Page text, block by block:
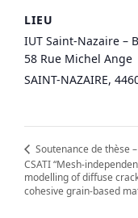
LIEU
IUT Saint-Nazaire –
58 Rue Michel Ange
SAINT-NAZAIRE,
Soutenance de thèse
CSATI “Mesh-
modelling of diffuse
cohesive grain-based